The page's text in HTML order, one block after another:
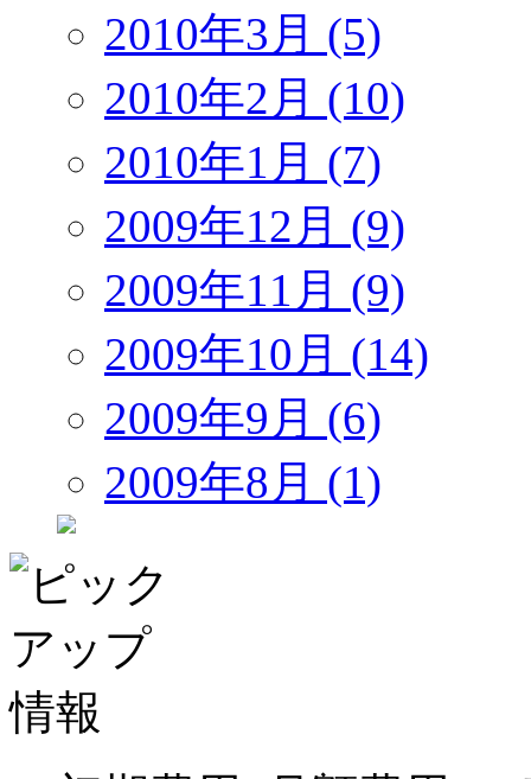
2010年3月 (5)
2010年2月 (10)
2010年1月 (7)
2009年12月 (9)
2009年11月 (9)
2009年10月 (14)
2009年9月 (6)
2009年8月 (1)